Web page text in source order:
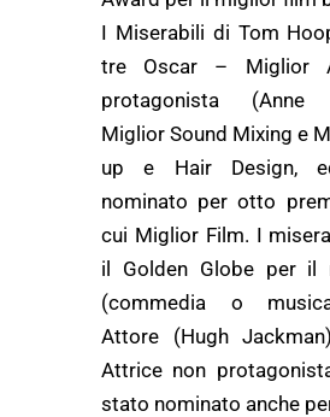
I Miserabili di Tom
tre Oscar – Miglior
protagonista (Anne
Miglior Sound Mixing e
up e Hair Design,
nominato per otto
cui Miglior Film. I
il Golden Globe per il
(commedia o
Attore (Hugh
Attrice non
stato nominato anche